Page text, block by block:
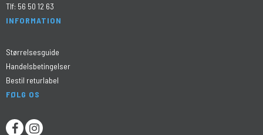
Tlf: 56 50 12 63
INFORMATION
Størrelsesguide
Handelsbetingelser
Bestil returlabel
FØLG OS